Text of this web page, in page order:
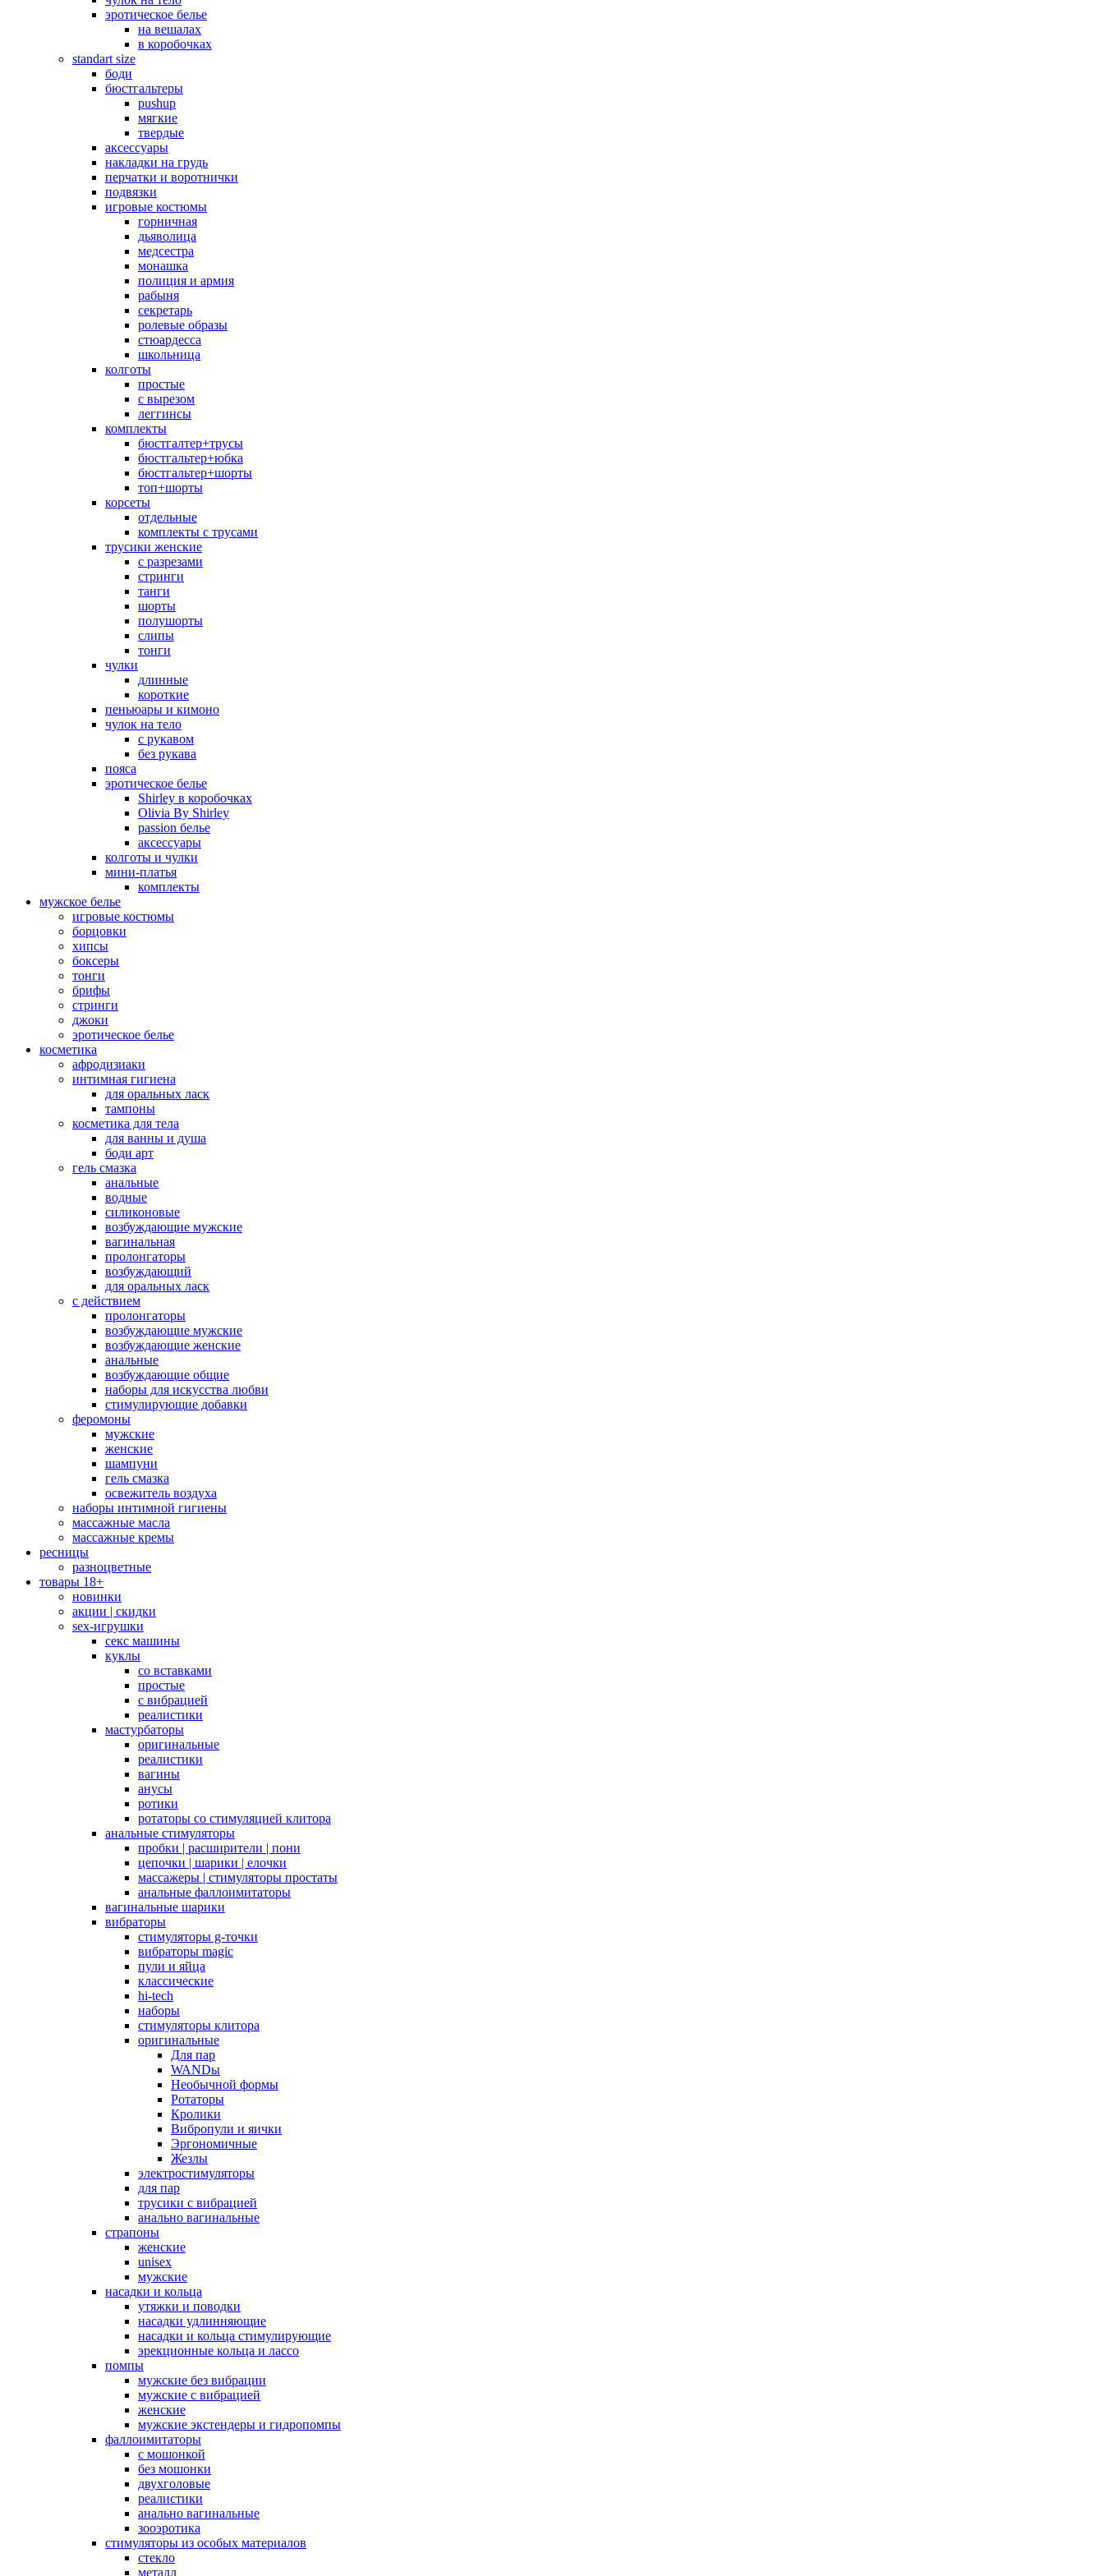
эротическое белье
на вешалах
в коробочках
standart size
боди
бюстгальтеры
pushup
мягкие
твердые
аксессуары
накладки на грудь
перчатки и воротнички
подвязки
игровые костюмы
горничная
дьяволица
медсестра
монашка
полиция и армия
рабыня
секретарь
ролевые образы
стюардесса
школьница
колготы
простые
с вырезом
леггинсы
комплекты
бюстгалтер+трусы
бюстгальтер+юбка
бюстгальтер+шорты
топ+шорты
корсеты
отдельные
комплекты с трусами
трусики женские
с разрезами
стринги
танги
шорты
полушорты
слипы
тонги
чулки
длинные
короткие
пеньюары и кимоно
чулок на тело
с рукавом
без рукава
пояса
эротическое белье
Shirley в коробочках
Olivia By Shirley
passion белье
аксессуары
колготы и чулки
мини-платья
комплекты
мужское белье
игровые костюмы
борцовки
хипсы
боксеры
тонги
брифы
стринги
джоки
эротическое белье
косметика
афродизиаки
интимная гигиена
для оральных ласк
тампоны
косметика для тела
для ванны и душа
боди арт
гель смазка
анальные
водные
силиконовые
возбуждающие мужские
вагинальная
пролонгаторы
возбуждающий
для оральных ласк
с действием
пролонгаторы
возбуждающие мужские
возбуждающие женские
анальные
возбуждающие общие
наборы для искусства любви
стимулирующие добавки
феромоны
мужские
женские
шампуни
гель смазка
освежитель воздуха
наборы интимной гигиены
массажные масла
массажные кремы
ресницы
разноцветные
товары 18+
новинки
акции | скидки
sex-игрушки
секс машины
куклы
со вставками
простые
с вибрацией
реалистики
мастурбаторы
оригинальные
реалистики
вагины
анусы
ротики
ротаторы со стимуляцией клитора
анальные стимуляторы
пробки | расширители | пони
цепочки | шарики | елочки
массажеры | стимуляторы простаты
анальные фаллоимитаторы
вагинальные шарики
вибраторы
стимуляторы g-точки
вибраторы magic
пули и яйца
классические
hi-tech
наборы
стимуляторы клитора
оригинальные
Для пар
WANDы
Необычной формы
Ротаторы
Кролики
Вибропули и яички
Эргономичные
Жезлы
электростимуляторы
для пар
трусики с вибрацией
анально вагинальные
страпоны
женские
unisex
мужские
насадки и кольца
утяжки и поводки
насадки удлинняющие
насадки и кольца стимулирующие
эрекционные кольца и лассо
помпы
мужские без вибрации
мужские с вибрацией
женские
мужские экстендеры и гидропомпы
фаллоимитаторы
с мошонкой
без мошонки
двухголовые
реалистики
анально вагинальные
зооэротика
стимуляторы из особых материалов
стекло
металл